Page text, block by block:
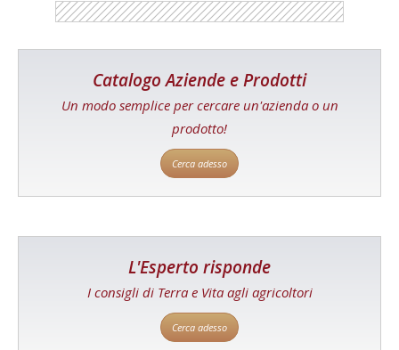
Catalogo Aziende e Prodotti
Un modo semplice per cercare un'azienda o un
prodotto!
Cerca adesso
L'Esperto risponde
I consigli di Terra e Vita agli agricoltori
Cerca adesso